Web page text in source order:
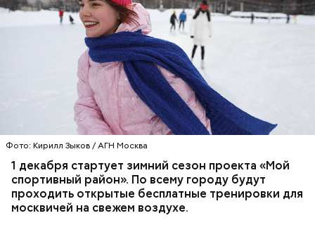
Фото: Кирилл Зыков / АГН Москва
1 декабря стартует зимний сезон проекта «Мой
спортивный район». По всему городу будут
проходить открытые бесплатные тренировки для
москвичей на свежем воздухе.
Храм Христа Спасителя